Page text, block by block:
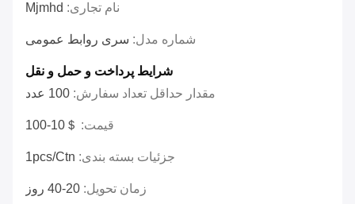
نام تجاری: Mjmhd
شماره مدل: سری روابط عمومی
شرایط پرداخت و حمل و نقل
مقدار حداقل تعداد سفارش: 100 عدد
قیمت: ＄10-100
جزئیات بسته بندی: 1pcs/ctn
زمان تحویل: 20-40 روز